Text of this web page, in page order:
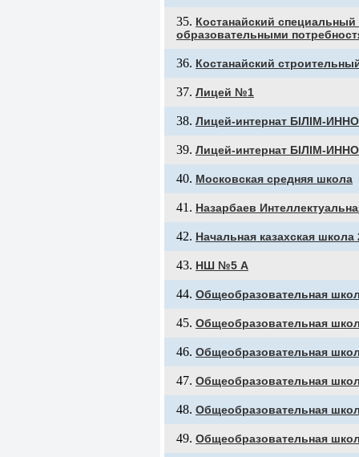
Костанайский
образовательными
Костанайский
Лицей №1
Лицей-интернат БІЛІМ-
Лицей-интернат БІЛІМ-
Московская средняя школа
Назарбаев
Начальная казахская школа
НШ №5 А
Общеобразовательная
Общеобразовательная
Общеобразовательная
Общеобразовательная
Общеобразовательная
Общеобразовательная